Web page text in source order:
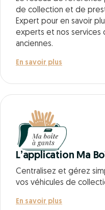
de collection et de
Expert pour en savoir
experts et nos services
anciennes.
En savoir plus
L’application Ma
Centralisez et gérez
vos véhicules de
En savoir plus